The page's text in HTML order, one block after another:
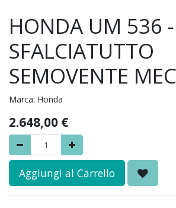
HONDA UM 536 -
SFALCIATUTTO
SEMOVENTE
Marca: Honda
2.648,00 €
Aggiungi al Carrello